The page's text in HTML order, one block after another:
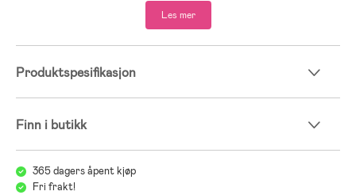
- Anbefalt alder: fra 3 til 4 år.
- Metall, gummi, plast.
Les mer
Produktspesifikasjon
Finn i butikk
365 dagers åpent kjøp
Fri frakt!